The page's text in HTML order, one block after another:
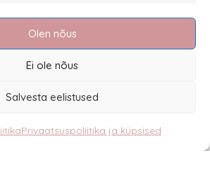
Olen nõus
Ei ole nõus
Salvesta eelistused
Privaatsuspoliitika ja küpsised
Müügitingimused
Kauba tagastamine